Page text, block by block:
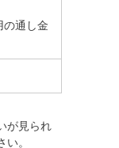
の通し金
が見られ
。